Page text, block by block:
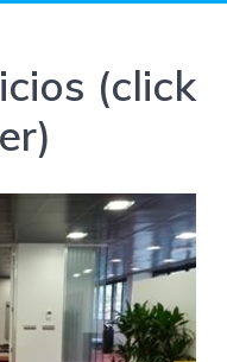
(click